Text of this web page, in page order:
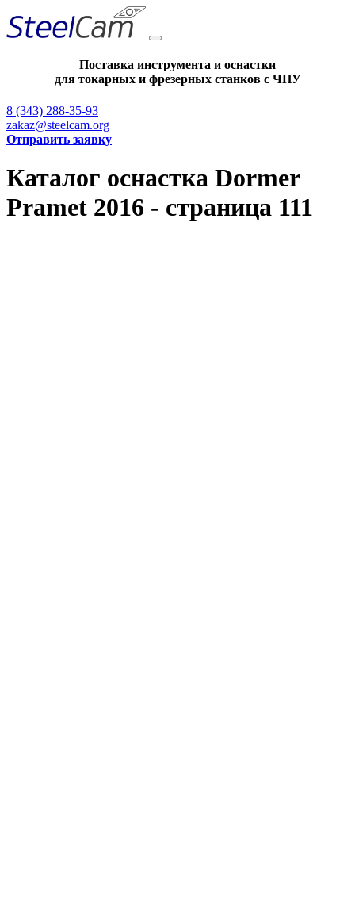
Поставка инструмента и оснастки
для токарных и фрезерных станков с ЧПУ
8 (343) 288-35-93
zakaz@steelcam.org
Отправить заявку
Каталог оснастка Dormer
Pramet 2016 - страница 111